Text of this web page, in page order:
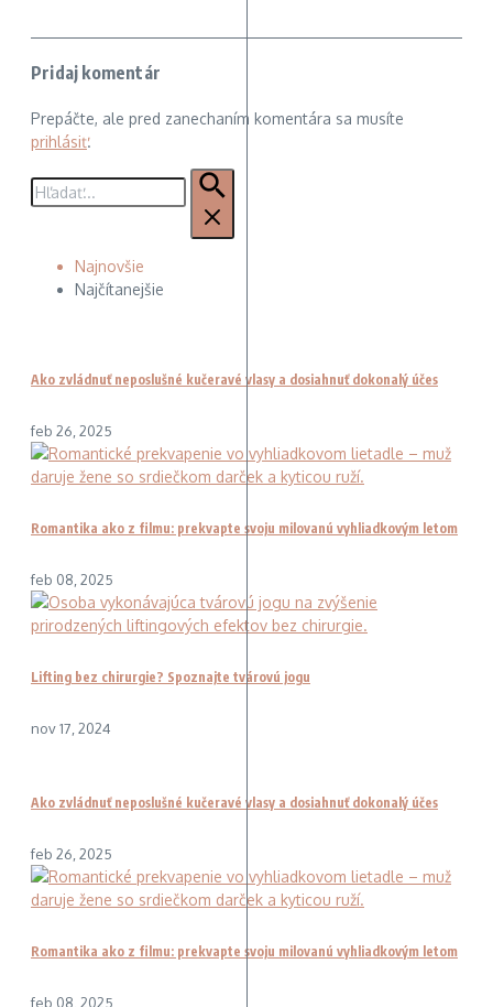
Pridaj komentár
Prepáčte, ale pred zanechaním komentára sa musíte
prihlásiť.
Hľadať:
Najnovšie
Najčítanejšie
Ako zvládnuť neposlušné kučeravé vlasy a dosiahnuť dokonalý účes
feb 26, 2025
Romantika ako z filmu: prekvapte svoju milovanú vyhliadkovým letom
feb 08, 2025
Lifting bez chirurgie? Spoznajte tvárovú jogu
nov 17, 2024
Ako zvládnuť neposlušné kučeravé vlasy a dosiahnuť dokonalý účes
feb 26, 2025
Romantika ako z filmu: prekvapte svoju milovanú vyhliadkovým letom
feb 08, 2025